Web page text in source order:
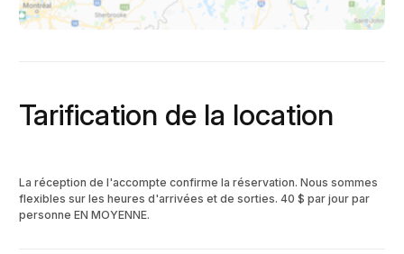
Tarification de la location
La réception de l'accompte confirme la réservation. Nous sommes
flexibles sur les heures d'arrivées et de sorties. 40 $ par jour par
personne EN MOYENNE.